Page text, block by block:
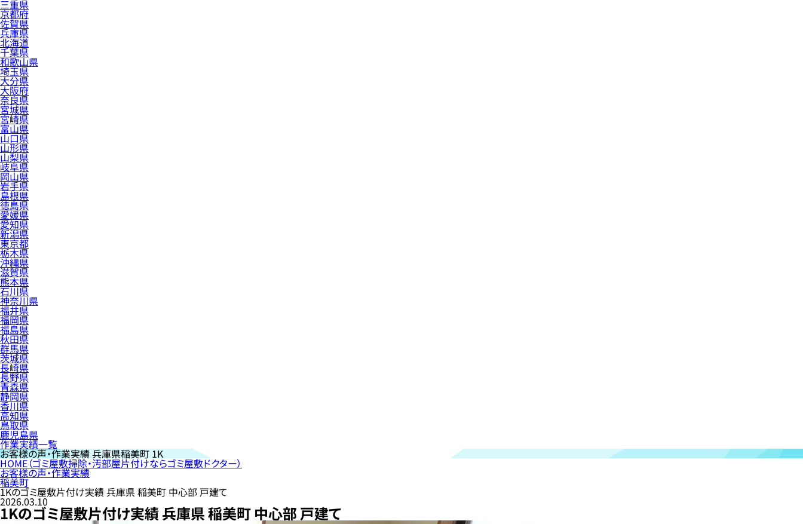
三重県
京都府
佐賀県
兵庫県
北海道
千葉県
和歌山県
埼玉県
大分県
大阪府
奈良県
宮城県
宮崎県
富山県
山口県
山形県
山梨県
岐阜県
岡山県
岩手県
島根県
徳島県
愛媛県
愛知県
新潟県
東京都
栃木県
沖縄県
滋賀県
熊本県
石川県
神奈川県
福井県
福岡県
福島県
秋田県
群馬県
茨城県
長崎県
長野県
青森県
静岡県
香川県
高知県
鳥取県
鹿児島県
作業実績一覧
お客様の声・作業実績兵庫県稲美町 1K
HOME（ゴミ屋敷掃除・汚部屋片付けならゴミ屋敷ドクター）
お客様の声・作業実績
稲美町
1Kのゴミ屋敷片付け実績 兵庫県 稲美町 中心部 戸建て
2026.03.10
1Kのゴミ屋敷片付け実績 兵庫県 稲美町 中心部 戸建て